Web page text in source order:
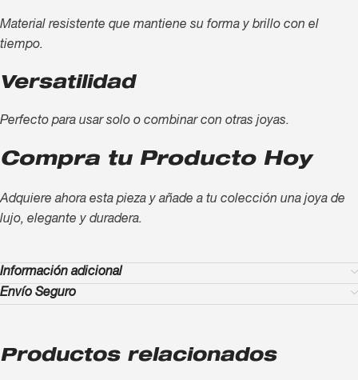
Material resistente que mantiene su forma y brillo con el
tiempo.
Versatilidad
Perfecto para usar solo o combinar con otras joyas.
Compra tu Producto Hoy
Adquiere ahora esta pieza y añade a tu colección una joya de
lujo, elegante y duradera.
Información adicional
Envío Seguro
Productos relacionados